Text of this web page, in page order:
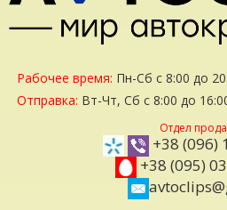
Рабочее время: Пн-Сб с 8:00 до
Отправка: Вт-Чт, Сб с 8:00 до
Отдел
+38 (096)
+38 (095)